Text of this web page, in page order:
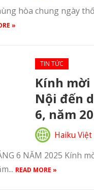
hòa chung ngày
»
TIN TỨC
Kính mời
Nội đến
6, năm
Haiku Việt
6 NĂM 2025 Kính
READ MORE »